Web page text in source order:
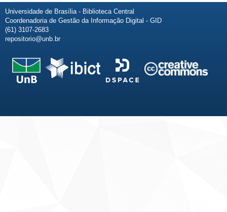
Universidade de Brasília - Biblioteca Central
Coordenadoria de Gestão da Informação Digital - GID
(61) 3107-2683
repositorio@unb.br